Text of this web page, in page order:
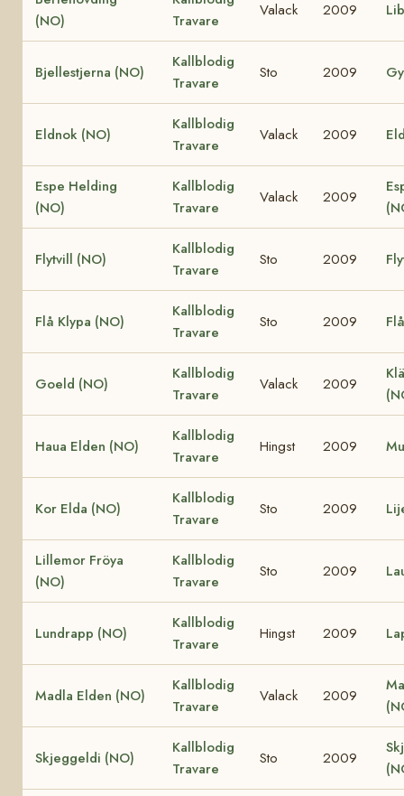
(NO)
Travare
Valack 2009
Bjellestjerna (NO)
Kallblodig
Travare
Sto 2009
Eldnok (NO)
Kallblodig
Travare
Valack 2009
Espe Helding
(NO)
Kallblodig
Travare
Valack 2009
Flytvill (NO)
Kallblodig
Travare
Sto 2009
Flå Klypa (NO)
Kallblodig
Travare
Sto 2009
Goeld (NO)
Kallblodig
Travare
Valack 2009
Haua Elden (NO)
Kallblodig
Travare
Hingst 2009
Kor Elda (NO)
Kallblodig
Travare
Sto 2009
Lillemor Fröya
(NO)
Kallblodig
Travare
Sto 2009
Lundrapp (NO)
Kallblodig
Travare
Hingst 2009
Madla Elden (NO)
Kallblodig
Travare
Valack 2009
Skjeggeldi (NO)
Kallblodig
Travare
Sto 2009